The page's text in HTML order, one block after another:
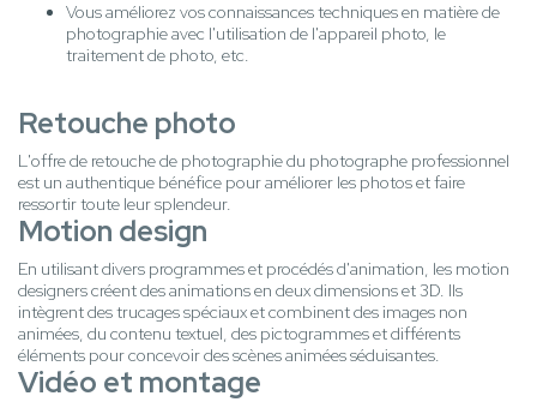
Vous améliorez vos connaissances techniques en matière de
photographie avec l'utilisation de l'appareil photo, le
traitement de photo, etc.
Retouche photo
L'offre de retouche de photographie du photographe professionnel
est un authentique bénéfice pour améliorer les photos et faire
ressortir toute leur splendeur.
Motion design
En utilisant divers programmes et procédés d'animation, les motion
designers créent des animations en deux dimensions et 3D. Ils
intègrent des trucages spéciaux et combinent des images non
animées, du contenu textuel, des pictogrammes et différents
éléments pour concevoir des scènes animées séduisantes.
Vidéo et montage